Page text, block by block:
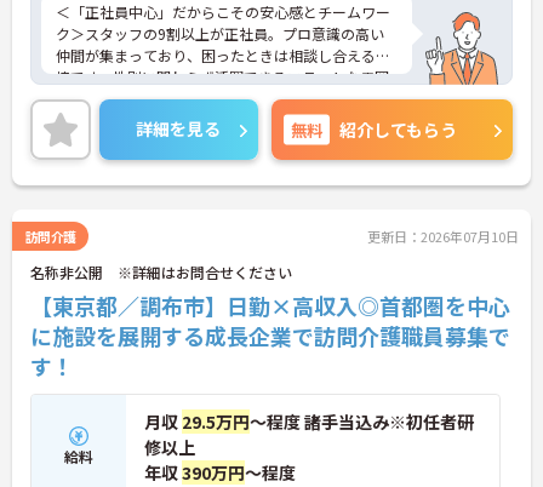
＜「正社員中心」だからこその安心感とチームワー
ク＞スタッフの9割以上が正社員。プロ意識の高い
仲間が集まっており、困ったときは相談し合える環
境です。性別に関わらず活躍できるフラットな雰囲
気があります。
＜電動自転車でラクラク移動！身体への負担を軽減
＞会社から1人1台、専用の電動自転車が支給されま
す（一部例外あり）。お客様のご自宅への移動が快
適になるだけでなく、貸与された自転車での通勤も
合えます。
＜頑張りがしっかり給与に反映される仕組み＞「社
員を大事にする」をモットーに、業界トップクラス
の給与水準を目指しています。賞与は年2回あり、資
格手当や土日出勤手当も充実。キャリアパスも明確
で、管理者へのステップアップなど、頑張りに応じ
て収入もやりがいもアップします。
詳細を見る 無料 紹介してもらう
訪問介護 更新日：2026年07月10日
名称非公開 ※詳細はお問合せください
【東京都／調布市】日勤×高収入◎首都圏を中心
に施設を展開する成長企業で訪問介護職員募集で
す！
給料
月収 29.5万円～程度 諸手当込み※初任者研
修以上
年収390万円～程度